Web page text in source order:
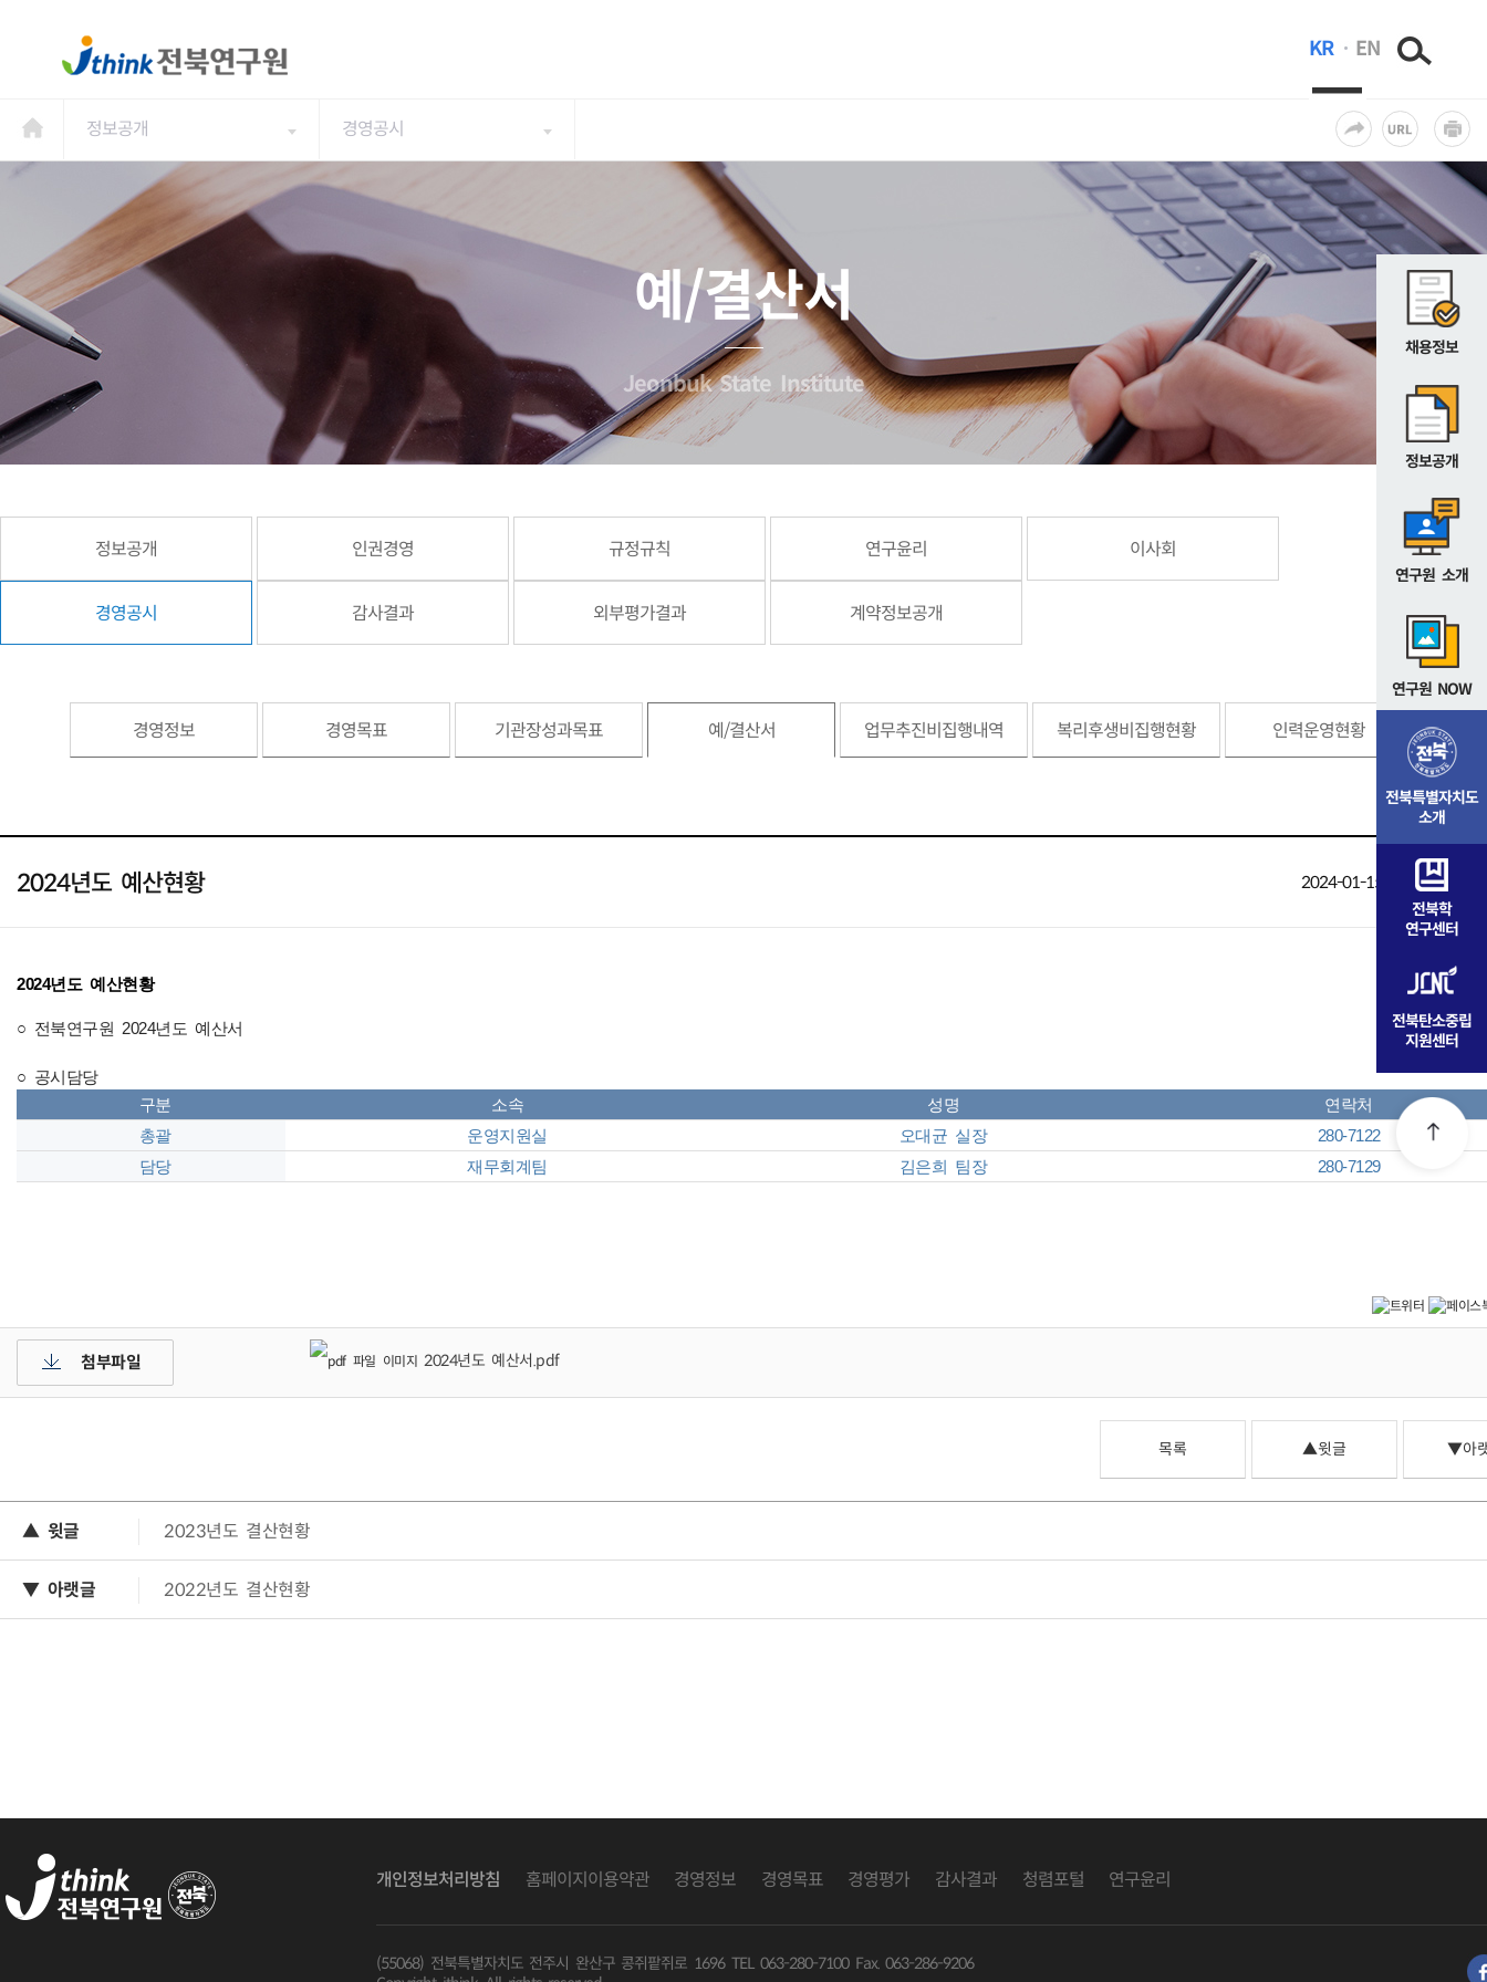
KR EN
정보공개 경영공시
예/결산서
Jeonbuk State Institute
정보공개 인권경영 규정규칙 연구윤리 이사회
경영공시 감사결과 외부평가결과 계약정보공개
경영정보 경영목표 기관장성과목표 예/결산서 업무추진비집행내역 복리후생비집행현황 인력운영현황
2024년도 예산현황 2024-01-15 17:29
2024년도 예산현황
○ 전북연구원 2024년도 예산서
○ 공시담당
구분
소속 성명
연락처
총괄
운영지원실 오대균 실장
280-7122
담당
재무회계팀 김은희 팀장 280-7129
첨부파일 2024년도 예산서.pdf
목록 ▲윗글 ▼아
▲ 윗글 2023년도 결산현황
▼ 아랫글 2022년도 결산현황
채용정보
정보공개
연구원 소개
연구원 NOW
전북특별자치도
소개
전북학
연구센터
전북탄소중립
지원센터
개인정보처리방침 홈페이지이용약관 경영정보 경영목표 경영평가 감사결과 청렴포털 연구윤리
(55068) 전북특별자치도 전주시 완산구 콩쥐팥쥐로 1696 TEL 063-280-7100 Fax. 063-286-9206